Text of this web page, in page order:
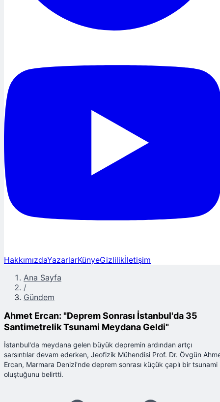
HakkımızdaYazarlarKünyeGizlilikİletişim
Ana Sayfa
/
Gündem
Ahmet Ercan: "Deprem Sonrası İstanbul'da 35
Santimetrelik Tsunami Meydana Geldi"
İstanbul'da meydana gelen büyük depremin ardından artçı
sarsıntılar devam ederken, Jeofizik Mühendisi Prof. Dr. Övgün
Ercan, Marmara Denizi'nde deprem sonrası küçük çaplı bir tsunami
oluştuğunu belirtti.